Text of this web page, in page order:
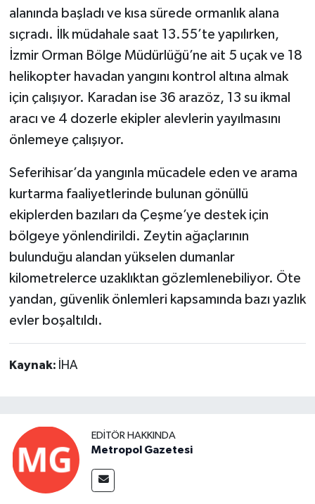
alanında başladı ve kısa sürede ormanlık alana
sıçradı. İlk müdahale saat 13.55’te yapılırken,
İzmir Orman Bölge Müdürlüğü’ne ait 5 uçak ve 18
helikopter havadan yangını kontrol altına almak
için çalışıyor. Karadan ise 36 arazöz, 13 su ikmal
aracı ve 4 dozerle ekipler alevlerin yayılmasını
önlemeye çalışıyor.
Seferihisar’da yangınla mücadele eden ve arama
kurtarma faaliyetlerinde bulunan gönüllü
ekiplerden bazıları da Çeşme’ye destek için
bölgeye yönlendirildi. Zeytin ağaçlarının
bulunduğu alandan yükselen dumanlar
kilometrelerce uzaklıktan gözlemlenebiliyor. Öte
yandan, güvenlik önlemleri kapsamında bazı yazlık
evler boşaltıldı.
Kaynak: İHA
EDITÖR HAKKINDA
Metropol Gazetesi